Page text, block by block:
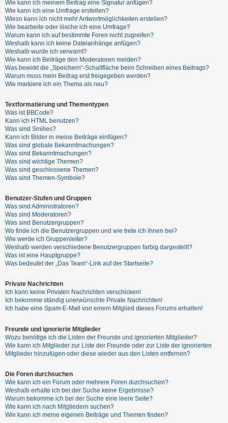
n
b
e
a
n
t
w
o
r
t
e
t
e
T
h
m
e
n
A
k
t
i
v
T
h
e
e
n
Wie kann ich meinem Beitrag eine Signatur anfügen?
Wie kann ich eine Umfrage erstellen?
Wieso kann ich nicht mehr Antwortmöglichkeiten erstellen?
Wie bearbeite oder lösche ich eine Umfrage?
Warum kann ich auf bestimmte Foren nicht zugreifen?
Weshalb kann ich keine Dateianhänge anfügen?
Weshalb wurde ich verwarnt?
Wie kann ich Beiträge den Moderatoren melden?
Was bewirkt die „Speichern“-Schaltfläche beim Schreiben eines Beitrags?
Warum muss mein Beitrag erst freigegeben werden?
Wie markiere ich ein Thema als neu?
Textformatierung und Thementypen
Was ist BBCode?
Kann ich HTML benutzen?
Was sind Smilies?
Kann ich Bilder in meine Beiträge einfügen?
Was sind globale Bekanntmachungen?
Was sind Bekanntmachungen?
Was sind wichtige Themen?
Was sind geschlossene Themen?
Was sind Themen-Symbole?
Benutzer-Stufen und Gruppen
Was sind Administratoren?
Was sind Moderatoren?
Was sind Benutzergruppen?
Wo finde ich die Benutzergruppen und wie trete ich ihnen bei?
Wie werde ich Gruppenleiter?
Weshalb werden verschiedene Benutzergruppen farbig dargestellt?
Was ist eine Hauptgruppe?
Was bedeutet der „Das Team“-Link auf der Startseite?
Private Nachrichten
Ich kann keine Privaten Nachrichten verschicken!
Ich bekomme ständig unerwünschte Private Nachrichten!
Ich habe eine Spam-E-Mail von einem Mitglied dieses Forums erhalten!
Freunde und ignorierte Mitglieder
Wozu benötige ich die Listen der Freunde und ignorierten Mitglieder?
Wie kann ich Mitglieder zur Liste der Freunde oder zur Liste der ignorierten
Mitglieder hinzufügen oder diese wieder aus den Listen entfernen?
Die Foren durchsuchen
Wie kann ich ein Forum oder mehrere Foren durchsuchen?
Weshalb erhalte ich bei der Suche keine Ergebnisse?
Warum bekomme ich bei der Suche eine leere Seite?
Wie kann ich nach Mitgliedern suchen?
Wie kann ich meine eigenen Beiträge und Themen finden?